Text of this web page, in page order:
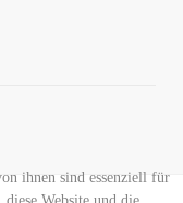
ihnen sind essenziell für